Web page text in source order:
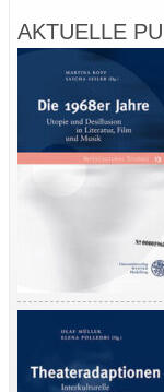
AKTUELLE